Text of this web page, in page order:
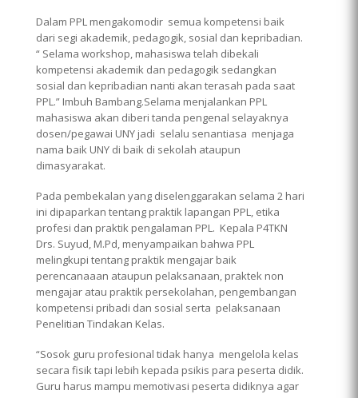
Dalam PPL mengakomodir semua kompetensi baik
dari segi akademik, pedagogik, sosial dan kepribadian.
“ Selama workshop, mahasiswa telah dibekali
kompetensi akademik dan pedagogik sedangkan
sosial dan kepribadian nanti akan terasah pada saat
PPL.” Imbuh Bambang.Selama menjalankan PPL
mahasiswa akan diberi tanda pengenal selayaknya
dosen/pegawai UNY jadi selalu senantiasa menjaga
nama baik UNY di baik di sekolah ataupun
dimasyarakat.
Pada pembekalan yang diselenggarakan selama 2 hari
ini dipaparkan tentang praktik lapangan PPL, etika
profesi dan praktik pengalaman PPL. Kepala P4TKN
Drs. Suyud, M.Pd, menyampaikan bahwa PPL
melingkupi tentang praktik mengajar baik
perencanaaan ataupun pelaksanaan, praktek non
mengajar atau praktik persekolahan, pengembangan
kompetensi pribadi dan sosial serta pelaksanaan
Penelitian Tindakan Kelas.
“Sosok guru profesional tidak hanya mengelola kelas
secara fisik tapi lebih kepada psikis para peserta didik.
Guru harus mampu memotivasi peserta didiknya agar